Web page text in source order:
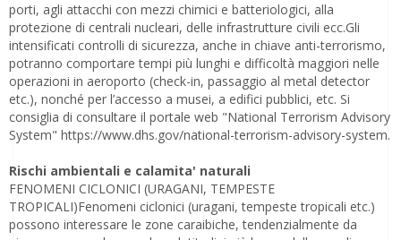
porti, agli attacchi con mezzi chimici e batteriologici, alla
protezione di centrali nucleari, delle infrastrutture civili ecc.Gli
intensificati controlli di sicurezza, anche in chiave anti-terrorismo,
potranno comportare tempi più lunghi e difficoltà maggiori nelle
operazioni in aeroporto (check-in, passaggio al metal detector
etc.), nonché per l’accesso a musei, a edifici pubblici, etc. Si
consiglia di consultare il portale web "National Terrorism Advisory
System" https://www.dhs.gov/national-terrorism-advisory-system.
Rischi ambientali e calamita' naturali
FENOMENI CICLONICI (URAGANI, TEMPESTE
TROPICALI)Fenomeni ciclonici (uragani, tempeste tropicali etc.)
possono interessare le zone caraibiche, tendenzialmente da